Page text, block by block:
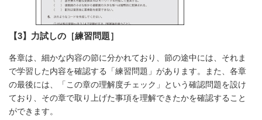
【3】力試しの［練習問題］
各章は、細かな内容の節に分かれており、節の途中には、それま
で学習した内容を確認する「練習問題」があります。また、各章
の最後には、「この章の理解度チェック」という確認問題を設け
ており、その章で取り上げた事項を理解できたかを確認すること
ができます。